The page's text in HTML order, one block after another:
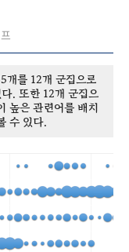
개를 12개 군집으로
. 또한 12개 군집으
높은 관련어를 배치
수 있다.